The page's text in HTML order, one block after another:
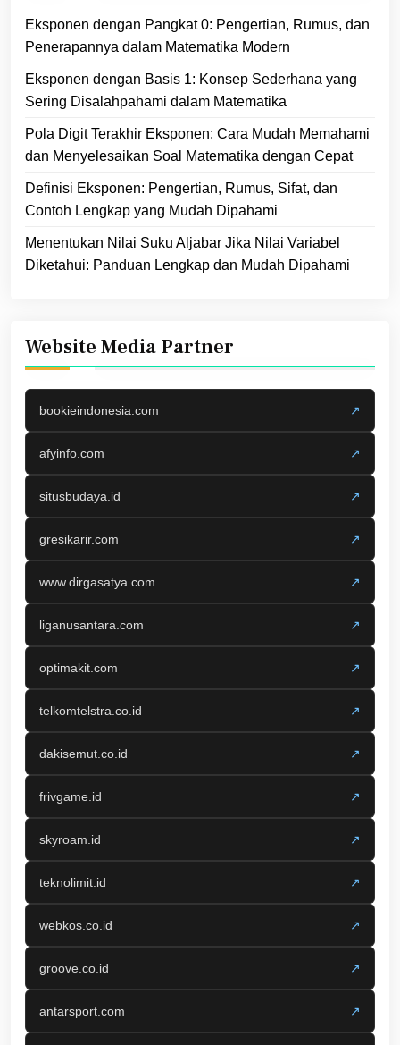
Eksponen dengan Pangkat 0: Pengertian, Rumus, dan
Penerapannya dalam Matematika Modern
Eksponen dengan Basis 1: Konsep Sederhana yang
Sering Disalahpahami dalam Matematika
Pola Digit Terakhir Eksponen: Cara Mudah Memahami
dan Menyelesaikan Soal Matematika dengan Cepat
Definisi Eksponen: Pengertian, Rumus, Sifat, dan
Contoh Lengkap yang Mudah Dipahami
Menentukan Nilai Suku Aljabar Jika Nilai Variabel
Diketahui: Panduan Lengkap dan Mudah Dipahami
Website Media Partner
bookieindonesia.com ↗
afyinfo.com ↗
situsbudaya.id ↗
gresikarir.com ↗
www.dirgasatya.com ↗
liganusantara.com ↗
optimakit.com ↗
telkomtelstra.co.id ↗
dakisemut.co.id ↗
frivgame.id ↗
skyroam.id ↗
teknolimit.id ↗
webkos.co.id ↗
groove.co.id ↗
antarsport.com ↗